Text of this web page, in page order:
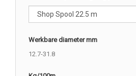
Werkbare diameter mm
12.7-31.8